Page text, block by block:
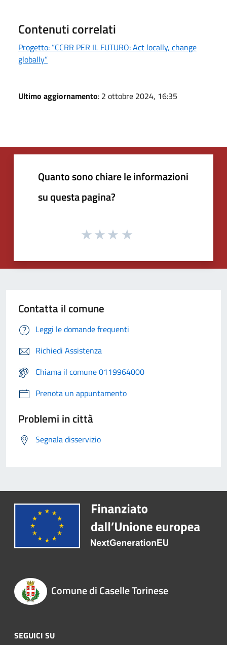
Contenuti correlati
Progetto: “CCRR PER IL FUTURO: Act locally, change
globally”
Ultimo aggiornamento: 2 ottobre 2024, 16:35
Quanto sono chiare le informazioni
su questa pagina?
Contatta il comune
Leggi le domande frequenti
Richiedi Assistenza
Chiama il comune 0119964000
Prenota un appuntamento
Problemi in città
Segnala disservizio
Comune di Caselle Torinese
SEGUICI SU